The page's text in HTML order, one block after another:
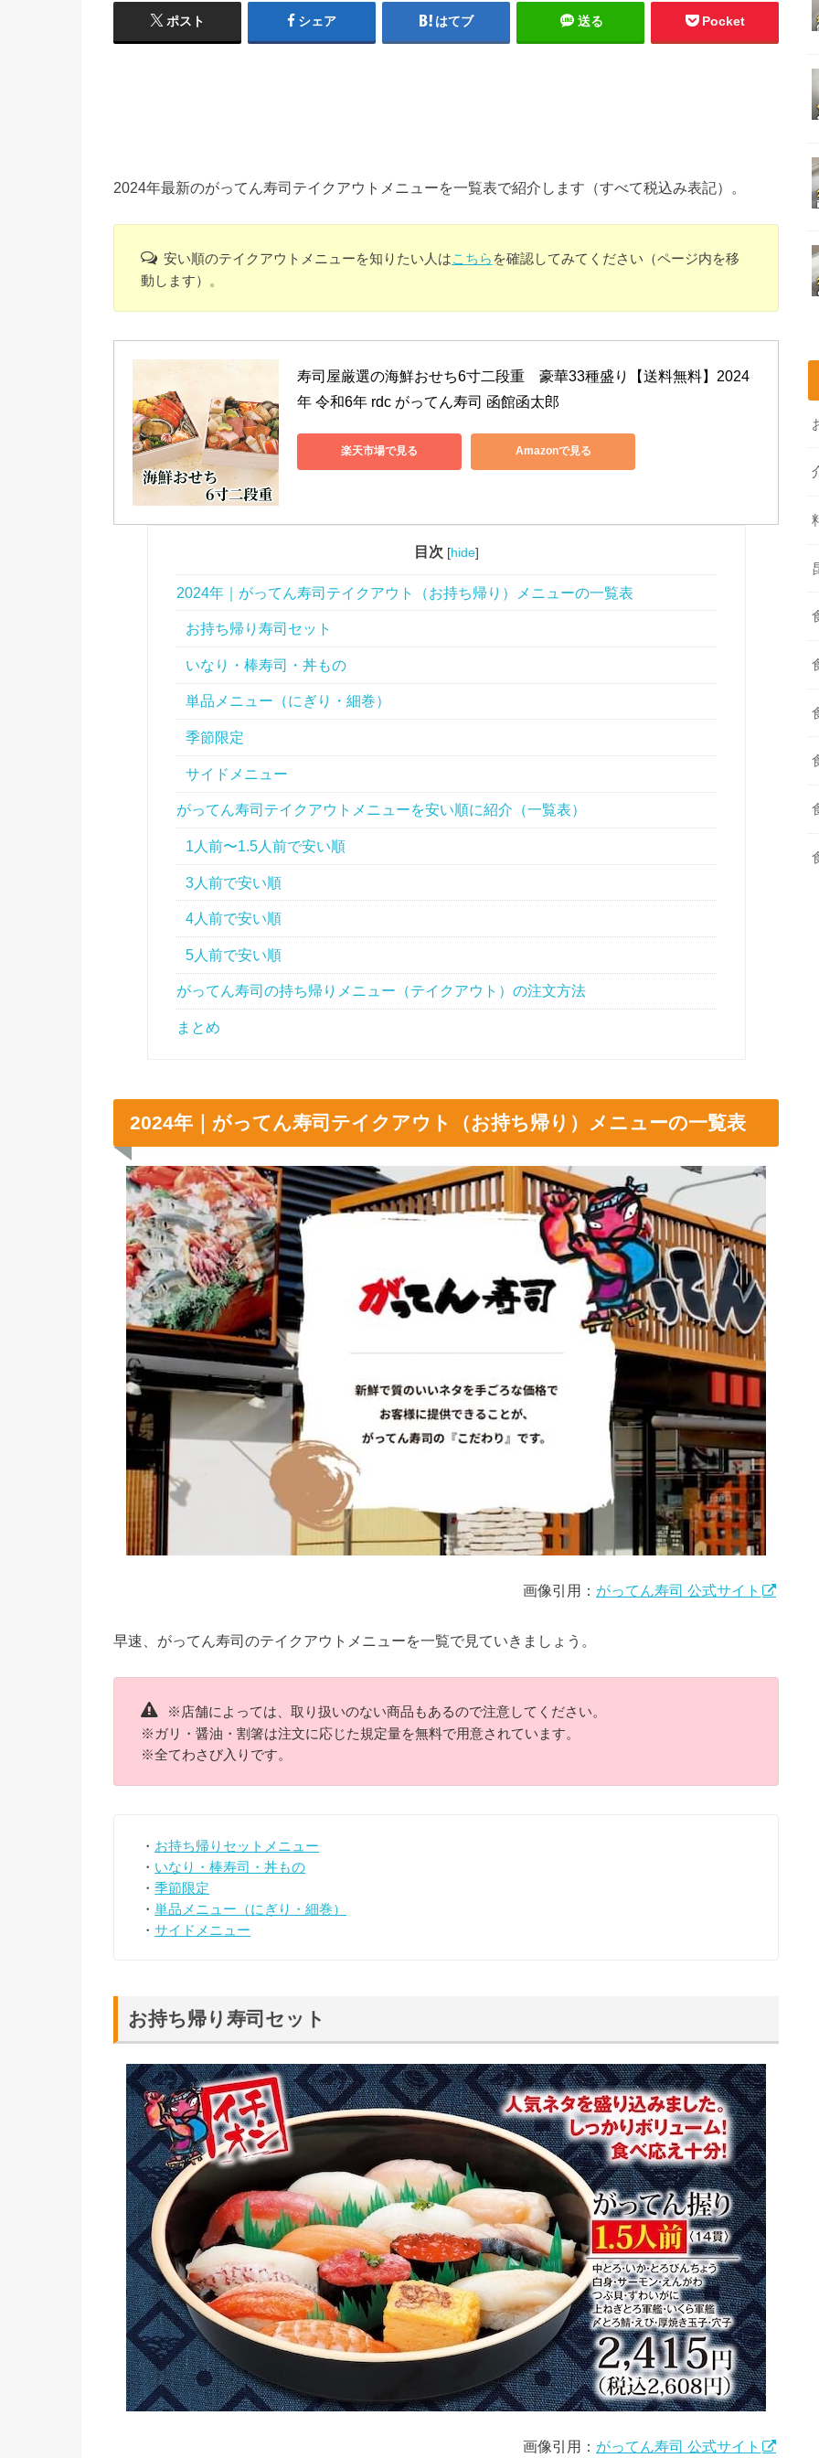
ポスト シェア はてブ 送る Pocket
2024年最新のがってん寿司テイクアウトメニューを一覧表で紹介します（すべて税込み表記）。
安い順のテイクアウトメニューを知りたい人はこちら を確認してみてください（ページ内を移
動します）。
寿司屋厳選の海鮮おせち6寸二段重　豪華33種盛り【送料無料】2024
年 令和6年 rdc がってん寿司 函館函太郎
楽天市場で見る Amazonで見る
目次 [hide]
2024年｜がってん寿司テイクアウト（お持ち帰り）メニューの一覧表
お持ち帰り寿司セット
いなり・棒寿司・丼もの
単品メニュー（にぎり・細巻）
季節限定
サイドメニュー
がってん寿司テイクアウトメニューを安い順に紹介（一覧表）
1人前〜1.5人前で安い順
3人前で安い順
4人前で安い順
5人前で安い順
がってん寿司の持ち帰りメニュー（テイクアウト）の注文方法
まとめ
2024年｜がってん寿司テイクアウト（お持ち帰り）メニューの一覧表
画像引用： がってん寿司 公式サイト
早速、がってん寿司のテイクアウトメニューを一覧で見ていきましょう。
※店舗によっては、取り扱いのない商品もあるので注意してください。
※ガリ・醤油・割箸は注文に応じた規定量を無料で用意されています。
※全てわさび入りです。
・ お持ち帰りセットメニュー
・ いなり・棒寿司・丼もの
・季節限定
・単品メニュー（にぎり・細巻）
・サイドメニュー
お持ち帰り寿司セット
画像引用： がってん寿司 公式サイト